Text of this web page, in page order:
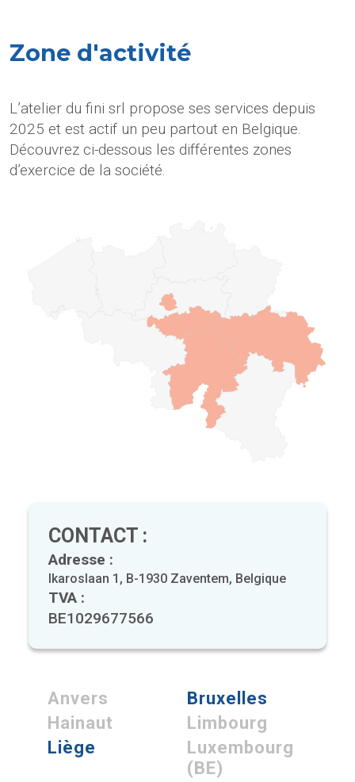
Zone d'activité
L’atelier du fini srl propose ses services depuis
2025 et est actif un peu partout en Belgique.
Découvrez ci-dessous les différentes zones
d’exercice de la société.
CONTACT :
Adresse :
Ikaroslaan 1, B-1930 Zaventem, Belgique
TVA :
BE1029677566
Anvers
Bruxelles
Hainaut
Limbourg
Liège
Luxembourg
(BE)